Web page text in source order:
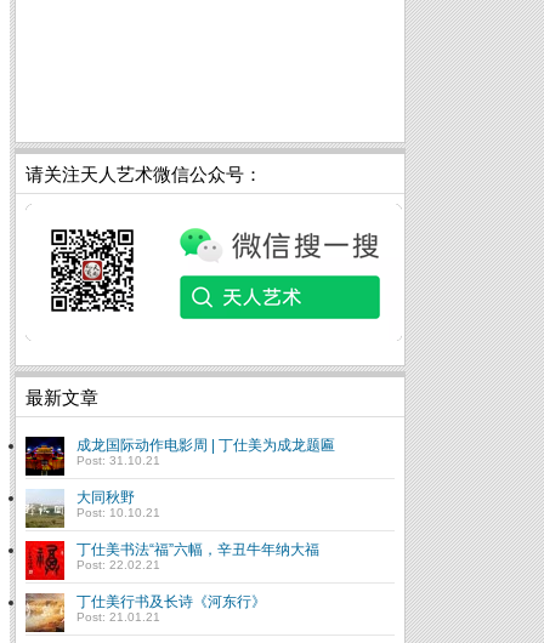
请关注天人艺术微信公众号：
最新文章
成龙国际动作电影周 | 丁仕美为成龙题匾
Post: 31.10.21
大同秋野
Post: 10.10.21
丁仕美书法“福”六幅，辛丑牛年纳大福
Post: 22.02.21
丁仕美行书及长诗《河东行》
Post: 21.01.21